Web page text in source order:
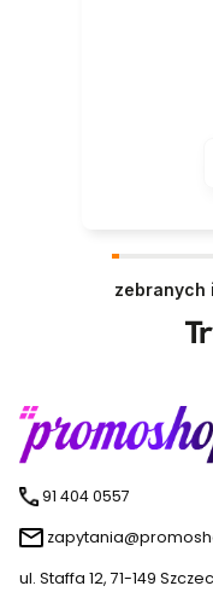
zebranych
91 404 0557
ul. Staffa 12, 71-149